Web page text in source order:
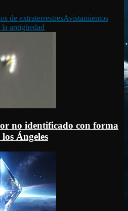
de extraterrestresAvistamientos
antigüedad
no identificado con forma
Ángeles